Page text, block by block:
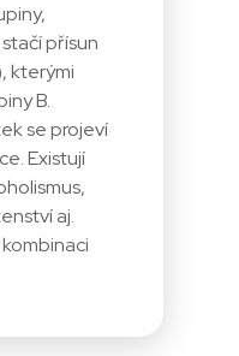
přísun
kterými
B.
se projeví
Existují
aj.